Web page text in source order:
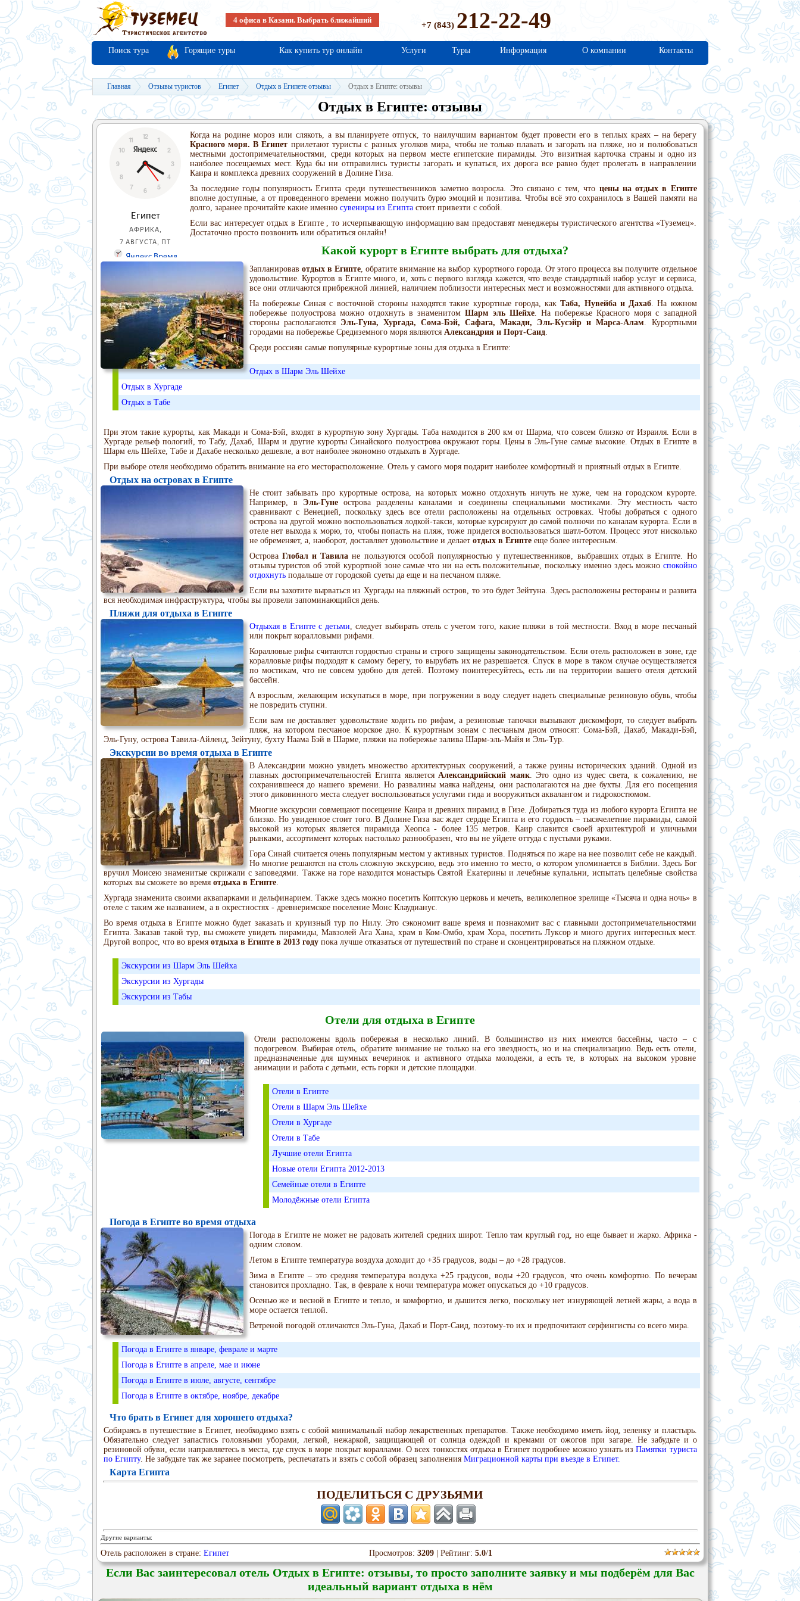
4 офиса в Казани. Выбрать ближайший
+7 (843) 212-22-49
Поиск тура Горящие туры Как купить тур онлайн Услуги Туры Информация О компании Контакты
Главная Отзывы туристов Египет Отдых в Египете отзывы Отдых в Египте: отзывы
Отдых в Египте: отзывы
Когда на родине мороз или слякоть, а вы планируете отпуск, то наилучшим вариантом будет провести его в теплых краях – на берегу
Красного моря. В Египет прилетают туристы с разных уголков мира, чтобы не только плавать и загорать на пляже, но и полюбоваться
местными достопримечательностями, среди которых на первом месте египетские пирамиды. Это визитная карточка страны и одно из
наиболее посещаемых мест. Куда бы ни отправились туристы загорать и купаться, их дорога все равно будет пролегать в направлении
Каира и комплекса древних сооружений в Долине Гиза.
За последние годы популярность Египта среди путешественников заметно возросла. Это связано с тем, что цены на отдых в Египте
вполне доступные, а от проведенного времени можно получить бурю эмоций и позитива. Чтобы всё это сохранилось в Вашей памяти на
долго, заранее прочитайте какие именно сувениры из Египтастоит привезти с собой.
Если вас интересует отдых в Египте , то исчерпывающую информацию вам предоставят менеджеры туристического агентства «Туземец».
Достаточно просто позвонить или обратиться онлайн!
Какой курорт в Египте выбрать для отдыха?
Запланировав отдых в Египте, обратите внимание на выбор курортного города. От этого процесса вы получите отдельное
удовольствие. Курортов в Египте много, и, хоть с первого взгляда кажется, что везде стандартный набор услуг и сервиса,
все они отличаются прибрежной линией, наличием поблизости интересных мест и возможностями для активного отдыха.
На побережье Синая с восточной стороны находятся такие курортные города, какТаба, Нувейба и Дахаб. На южном
побережье полуострова можно отдохнуть в знаменитом Шарм эль Шейхе. На побережье Красного моря с западной
стороны располагаются Эль-Гуна, Хургада, Сома-Бэй, Сафага, Макади, Эль-Кусэйр и Марса-Алам. Курортными
городами на побережье Средиземного моря являются Александрия и Порт-Саид.
Среди россиян самые популярные курортные зоны для отдыха в Египте:
Отдых в Шарм Эль Шейхе
Отдых в Хургаде
Отдых в Табе
При этом такие курорты, как Макади и Сома-Бэй, входят в курортную зону Хургады. Таба находится в 200 км от Шарма, что совсем близко от Израиля. Если в
Хургаде рельеф пологий, то Табу, Дахаб, Шарм и другие курорты Синайского полуострова окружают горы. Цены в Эль-Гуне самые высокие. Отдых в Египте в
Шарм ель Шейхе, Табе и Дахабе несколько дешевле, а вот наиболее экономно отдыхать в Хургаде.
При выборе отеля необходимо обратить внимание на его месторасположение. Отель у самого моря подарит наиболее комфортный и приятный отдых в Египте.
Отдых на островах в Египте
Не стоит забывать про курортные острова, на которых можно отдохнуть ничуть не хуже, чем на городском курорте.
Например, в Эль-Гунеострова разделены каналами и соединены специальными мостиками. Эту местность часто
сравнивают с Венецией, поскольку здесь все отели расположены на отдельных островках. Чтобы добраться с одного
острова на другой можно воспользоваться лодкой-такси, которые курсируют до самой полночи по каналам курорта. Если в
отеле нет выхода к морю, то, чтобы попасть на пляж, тоже придется воспользоваться шатл-ботом. Процесс этот нисколько
не обременяет, а, наоборот, доставляет удовольствие и делает отдых в Египтееще более интересным.
Острова Глобал и Тавила не пользуются особой популярностью у путешественников, выбравших отдых в Египте. Но
отзывы туристов об этой курортной зоне самые что ни на есть положительные, поскольку именно здесь можно спокойно
отдохнутьподальше от городской суеты да еще и на песчаном пляже.
Если вы захотите вырваться из Хургады на пляжный остров, то это будет Зейтуна. Здесь расположены рестораны и развита
вся необходимая инфраструктура, чтобы вы провели запоминающийся день.
Пляжи для отдыха в Египте
Отдыхая в Египте с детьми, следует выбирать отель с учетом того, какие пляжи в той местности. Вход в море песчаный
или покрыт коралловыми рифами.
Коралловые рифы считаются гордостью страны и строго защищены законодательством. Если отель расположен в зоне, где
коралловые рифы подходят к самому берегу, то вырубать их не разрешается. Спуск в море в таком случае осуществляется
по мостикам, что не совсем удобно для детей. Поэтому поинтересуйтесь, есть ли на территории вашего отеля детский
бассейн.
А взрослым, желающим искупаться в море, при погружении в воду следует надеть специальные резиновую обувь, чтобы
не повредить ступни.
Если вам не доставляет удовольствие ходить по рифам, а резиновые тапочки вызывают дискомфорт, то следует выбрать
пляж, на котором песчаное морское дно. К курортным зонам с песчаным дном относят: Сома-Бэй, Дахаб, Макади-Бэй,
Эль-Гуну, острова Тавила-Айленд, Зейтуну, бухту Наама Бэй в Шарме, пляжи на побережье залива Шарм-эль-Майя и Эль-Тур.
Экскурсии во время отдыха в Египте
В Александрии можно увидеть множество архитектурных сооружений, а также руины исторических зданий. Одной из
главных достопримечательностей Египта являетсяАлександрийский маяк. Это одно из чудес света, к сожалению, не
сохранившееся до нашего времени. Но развалины маяка найдены, они располагаются на дне бухты. Для его посещения
этого диковинного места следует воспользоваться услугами гида и вооружиться аквалангом и гидрокостюмом.
Многие экскурсии совмещают посещение Каира и древних пирамид в Гизе. Добираться туда из любого курорта Египта не
близко. Но увиденное стоит того. В Долине Гиза вас ждет сердце Египта и его гордость – тысячелетние пирамиды, самой
высокой из которых является пирамида Хеопса - более 135 метров. Каир славится своей архитектурой и уличными
рынками, ассортимент которых настолько разнообразен, что вы не уйдете оттуда с пустыми руками.
Гора Синай считается очень популярным местом у активных туристов. Подняться по жаре на нее позволит себе не каждый.
Но многие решаются на столь сложную экскурсию, ведь это именно то место, о котором упоминается в Библии. Здесь Бог
вручил Моисею знаменитые скрижали с заповедями. Также на горе находится монастырь Святой Екатерины и лечебные купальни, испытать целебные свойства
которых вы сможете во время отдыха в Египте.
Хургада знаменита своими аквапарками и дельфинарием. Также здесь можно посетить Коптскую церковь и мечеть, великолепное зрелище «Тысяча и одна ночь» в
отеле с таким же названием, а в окрестностях - древнеримское поселение Монс Клаудианус.
Во время отдыха в Египте можно будет заказать и круизный тур по Нилу. Это сэкономит ваше время и познакомит вас с главными достопримечательностями
Египта. Заказав такой тур, вы сможете увидеть пирамиды, Мавзолей Ага Хана, храм в Ком-Омбо, храм Хора, посетить Луксор и много других интересных мест.
Другой вопрос, что во время отдыха в Египте в 2013 годупока лучше отказаться от путешествий по стране и сконцентрироваться на пляжном отдыхе.
Экскурсии из Шарм Эль Шейха
Экскурсии из Хургады
Экскурсии из Табы
Отели для отдыха в Египте
Отели расположены вдоль побережья в несколько линий. В большинство из них имеются бассейны, часто – с
подогревом. Выбирая отель, обратите внимание не только на его звездность, но и на специализацию. Ведь есть отели,
предназначенные для шумных вечеринок и активного отдыха молодежи, а есть те, в которых на высоком уровне
анимации и работа с детьми, есть горки и детские площадки.
Отели в Египте
Отели в Шарм Эль Шейхе
Отели в Хургаде
Отели в Табе
Лучшие отели Египта
Новые отели Египта 2012-2013
Семейные отели в Египте
Молодёжные отели Египта
Погода в Египте во время отдыха
Погода в Египте не может не радовать жителей средних широт. Тепло там круглый год, но еще бывает и жарко. Африка -
одним словом.
Летом в Египте температура воздуха доходит до +35 градусов, воды – до +28 градусов.
Зима в Египте – это средняя температура воздуха +25 градусов, воды +20 градусов, что очень комфортно. По вечерам
становится прохладно. Так, в феврале к ночи температура может опускаться до +10 градусов.
Осенью же и весной в Египте и тепло, и комфортно, и дышится легко, поскольку нет изнуряющей летней жары, а вода в
море остается теплой.
Ветреной погодой отличаются Эль-Гуна, Дахаб и Порт-Саид, поэтому-то их и предпочитают серфингисты со всего мира.
Погода в Египте в январе, феврале и марте
Погода в Египте в апреле, мае и июне
Погода в Египте в июле, августе, сентябре
Погода в Египте в октябре, ноябре, декабре
Что брать в Египет для хорошего отдыха?
Собираясь в путешествие в Египет, необходимо взять с собой минимальный набор лекарственных препаратов. Также необходимо иметь йод, зеленку и пластырь.
Обязательно следует запастись головными уборами, легкой, нежаркой, защищающей от солнца одеждой и кремами от ожогов при загаре. Не забудьте и о
резиновой обуви, если направляетесь в места, где спуск в море покрыт кораллами. О всех тонкостях отдыха в Египет подробнее можно узнать изПамятки туриста
по Египту. Не забудьте так же заранее посмотреть, респечатать и взять с собой образец заполнения Миграционной карты при въезде в Египет.
Карта Египта
ПОДЕЛИТЬСЯ С ДРУЗЬЯМИ
Другие варианты:
Отель расположен в стране: Египет Просмотров: 3209| Рейтинг: 5.0/1
Если Вас заинтересовал отель Отдых в Египте: отзывы, то просто заполните заявку и мы подберём для Вас
идеальный вариант отдыха в нём